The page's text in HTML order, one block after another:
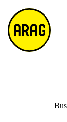
h
e
ta
k
ts
ei
te
e
m
a
p